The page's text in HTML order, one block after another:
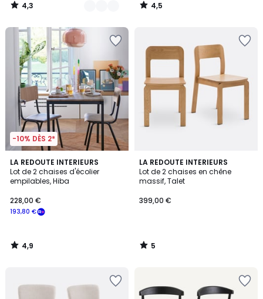
4,3
/
4,5
/
-10% DÈS 2*
LA REDOUTE INTERIEURS
Lot de 2 chaises d'écolier
empilables, Hiba
193,80 €
228,00 €
4,9
/ 5
4,9
/
LA REDOUTE INTERIEURS
Lot de 2 chaises en chêne
massif, Talet
399,00 €
5
/
5
5
/